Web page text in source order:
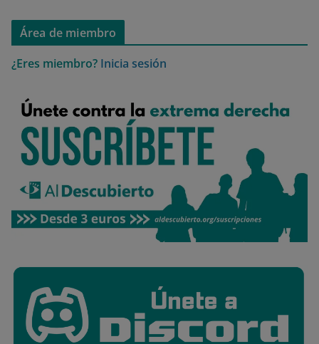
Área de miembro
¿Eres miembro? Inicia sesión